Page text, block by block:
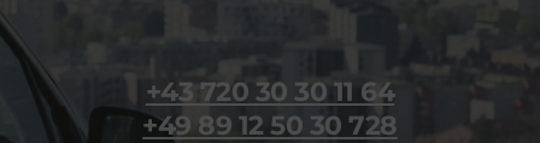
+43 720 30 30 11 64
+49 89 12 50 30 728